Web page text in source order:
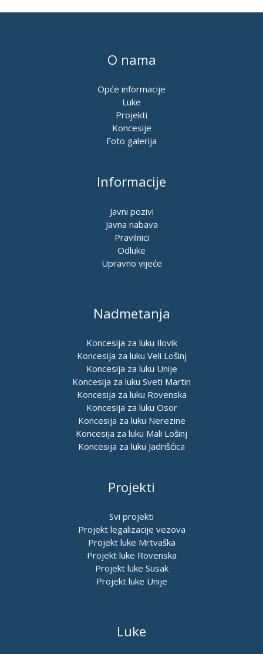
O nama
Opće informacije
Luke
Projekti
Koncesije
Foto galerija
Informacije
Javni pozivi
Javna nabava
Pravilnici
Odluke
Upravno vijeće
Nadmetanja
Koncesija za luku Ilovik
Koncesija za luku Veli Lošinj
Koncesija za luku Unije
Koncesija za luku Sveti Martin
Koncesija za luku Rovenska
Koncesija za luku Osor
Koncesija za luku Nerezine
Koncesija za luku Mali Lošinj
Koncesija za luku Jadrišćica
Projekti
Svi projekti
Projekt legalizacije vezova
Projekt luke Mrtvaška
Projekt luke Rovenska
Projekt luke Susak
Projekt luke Unije
Luke